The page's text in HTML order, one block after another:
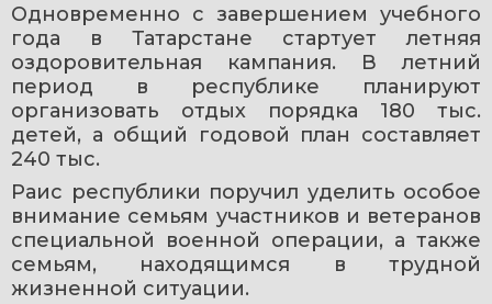
Одновременно с завершением учебного
года в Татарстане стартует летняя
оздоровительная кампания. В летний
период в республике планируют
организовать отдых порядка 180 тыс.
детей, а общий годовой план составляет
240 тыс.
Раис республики поручил уделить особое
внимание семьям участников и ветеранов
специальной военной операции, а также
семьям, находящимся в трудной
жизненной ситуации.